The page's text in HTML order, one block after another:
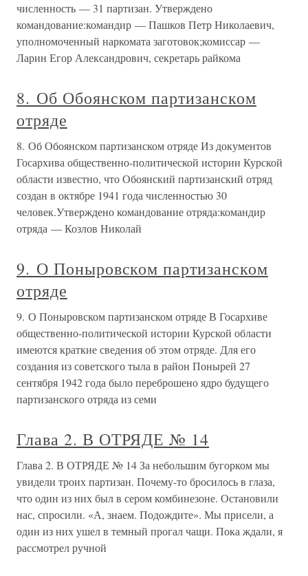
численность — 31 партизан. Утверждено
командование:командир — Пашков Петр Николаевич,
уполномоченный наркомата заготовок;комиссар —
Ларин Егор Александрович, секретарь райкома
8. Об Обоянском партизанском
отряде
8. Об Обоянском партизанском отряде Из документов
Госархива общественно-политической истории Курской
области известно, что Обоянский партизанский отряд
создан в октябре 1941 года численностью 30
человек.Утверждено командование отряда:командир
отряда — Козлов Николай
9. О Поныровском партизанском
отряде
9. О Поныровском партизанском отряде В Госархиве
общественно-политической истории Курской области
имеются краткие сведения об этом отряде. Для его
создания из советского тыла в район Понырей 27
сентября 1942 года было переброшено ядро будущего
партизанского отряда из семи
Глава 2. В ОТРЯДЕ № 14
Глава 2. В ОТРЯДЕ № 14 За небольшим бугорком мы
увидели троих партизан. Почему-то бросилось в глаза,
что один из них был в сером комбинезоне. Остановили
нас, спросили. «А, знаем. Подождите». Мы присели, а
один из них ушел в темный прогал чащи. Пока ждали, я
рассмотрел ручной